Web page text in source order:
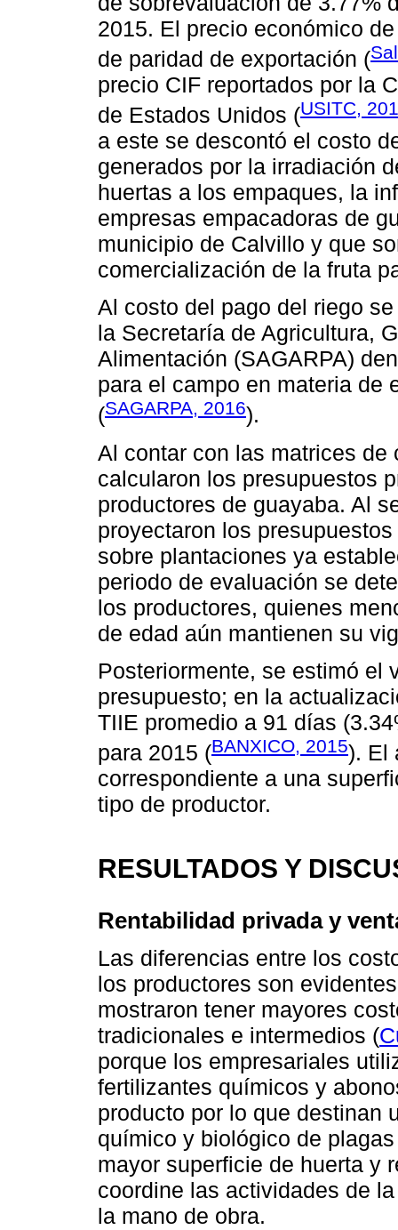
2015. El precio económico
de paridad de exportación (
precio CIF reportados por la
de Estados Unidos (USITC,
a este se descontó el costo
generados por la irradiación
huertas a los empaques, la
empresas empacadoras de
municipio de Calvillo y que
comercialización de la fruta
Al costo del pago del riego
la Secretaría de Agricultura,
Alimentación (SAGARPA)
para el campo en materia de
(SAGARPA, 2016).
Al contar con las matrices
calcularon los presupuestos
productores de guayaba. Al
proyectaron los
sobre plantaciones ya
periodo de evaluación se
los productores, quienes
de edad aún mantienen su
Posteriormente, se estimó el
presupuesto; en la
TIIE promedio a 91 días
para 2015 (BANXICO, 2015). El
correspondiente a una
tipo de productor.
RESULTADOS Y
Rentabilidad privada y
Las diferencias entre los
los productores son
mostraron tener mayores
tradicionales e intermedios (
porque los empresariales
fertilizantes químicos y
producto por lo que destinan
químico y biológico de
mayor superficie de huerta y
coordine las actividades de
la mano de obra.